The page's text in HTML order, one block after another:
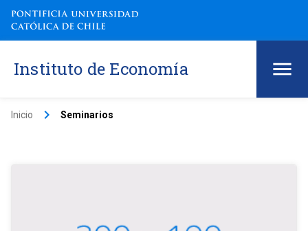
Instituto de Economía
Inicio keyboard_arrow_right Seminarios